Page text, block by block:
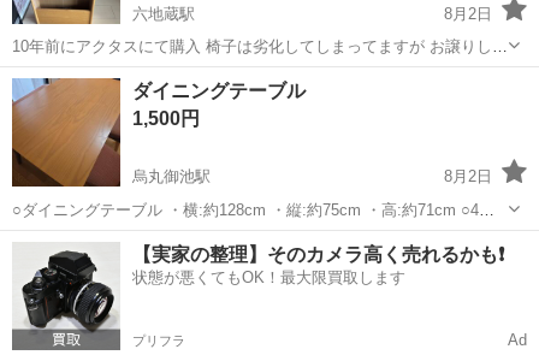
六地蔵駅
8月2日
10年前にアクタスにて購入 椅子は劣化してしまってますが お譲りしま
す。３脚のみ 収納棚が一体となった機能的なデザインの木製ダイニン
グテーブルです。 - 外形寸法: 幅1400mm × 奥行800mm - 表面材: 天
然...
京都 宇治市 六地蔵駅 テーブル
ダイニングテーブル
1,500円
烏丸御池駅
8月2日
○ダイニングテーブル ・横:約128cm ・縦:約75cm ・高:約71cm ○4人
or 5人掛け ○8月末お引き取り可能な方でお願い致します！ こちらでマ
ンション下まで降ろします。
京都 京都市 烏丸御池駅 ダイニング
【実家の整理】そのカメラ高く売れるかも❗️
状態が悪くてもOK！最大限買取します
プリフラ Ad